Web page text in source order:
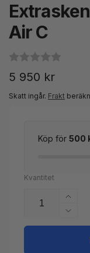
Air C
Ordinarie
pris
5 950 kr
Skatt ingår. Frakt
Köp för 500
Kvantitet
Öka
för